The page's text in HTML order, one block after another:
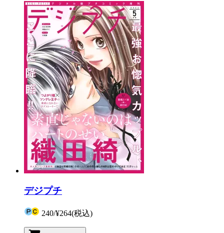
デジプチ
240/¥264(税込)